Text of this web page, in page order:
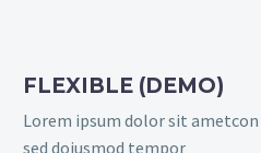
FLEXIBLE (DEMO)
Lorem ipsum dolor sit
sed doiusmod tempor